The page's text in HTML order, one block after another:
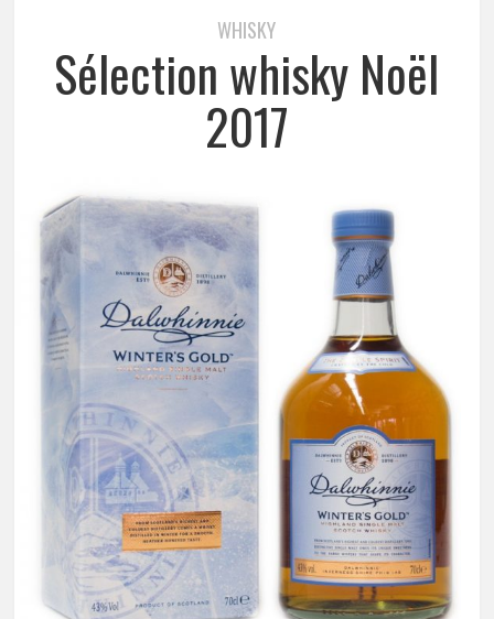
WHISKY
Sélection whisky Noël
2017